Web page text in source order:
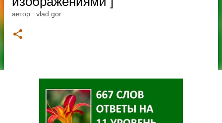
автор : vlad gor